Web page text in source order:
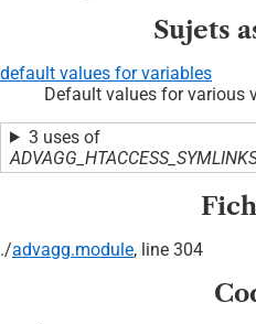
Sujets
default values for variables
Default values for various
3 uses of
./advagg.module, line 304